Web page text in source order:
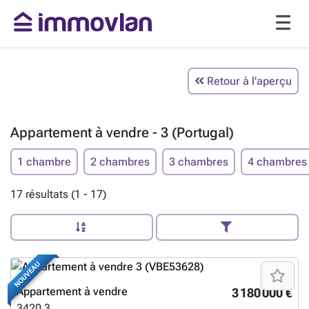
Retour à l'aperçu
Appartement à vendre - 3 (Portugal)
1 chambre 2 chambres 3 chambres 4 chambres
17 résultats (1 - 17)
NOUVEAU
3 180 000 €
Appartement à vendre